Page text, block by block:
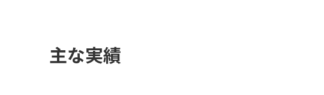
主な実績